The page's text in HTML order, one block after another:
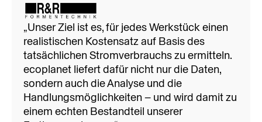
„Unser Ziel ist es, für jedes Werkstück einen
realistischen Kostensatz auf Basis des
tatsächlichen Stromverbrauchs zu ermitteln.
ecoplanet liefert dafür nicht nur die Daten,
sondern auch die Analyse und die
Handlungsmöglichkeiten – und wird damit zu
einem echten Bestandteil unserer
10%
Reduzierung der Energiekosten durch
Lastverschiebung